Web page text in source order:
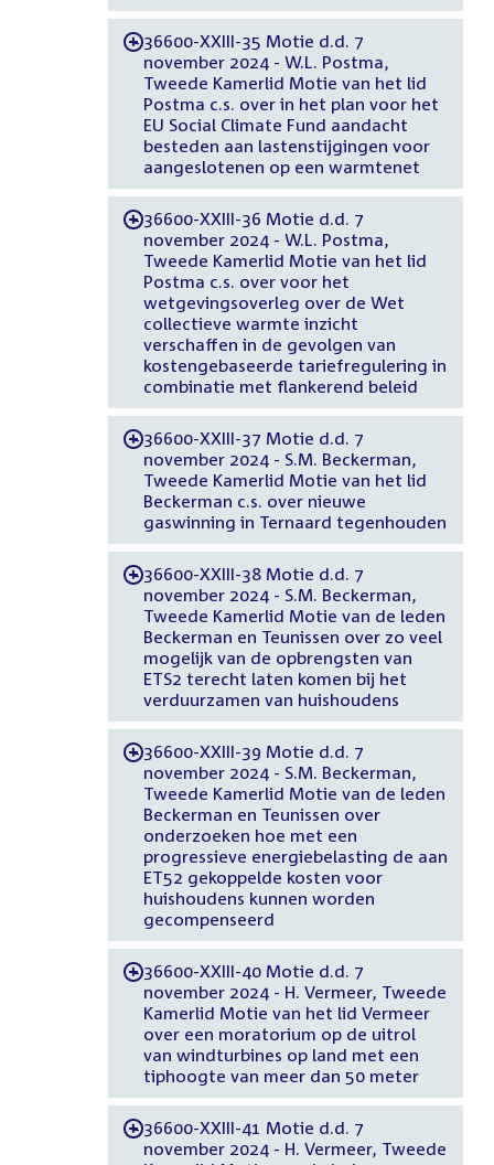
-36600-XXIII-35 Motie d.d. 7
november 2024 - W.L. Postma,
Tweede Kamerlid Motie van het lid
Postma c.s. over in het plan voor het
EU Social Climate Fund aandacht
besteden aan lastenstijgingen voor
aangeslotenen op een warmtenet
-36600-XXIII-36 Motie d.d. 7
november 2024 - W.L. Postma,
Tweede Kamerlid Motie van het lid
Postma c.s. over voor het
wetgevingsoverleg over de Wet
collectieve warmte inzicht
verschaffen in de gevolgen van
kostengebaseerde tariefregulering in
combinatie met flankerend beleid
-36600-XXIII-37 Motie d.d. 7
november 2024 - S.M. Beckerman,
Tweede Kamerlid Motie van het lid
Beckerman c.s. over nieuwe
gaswinning in Ternaard tegenhouden
-36600-XXIII-38 Motie d.d. 7
november 2024 - S.M. Beckerman,
Tweede Kamerlid Motie van de leden
Beckerman en Teunissen over zo veel
mogelijk van de opbrengsten van
ETS2 terecht laten komen bij het
verduurzamen van huishoudens
-36600-XXIII-39 Motie d.d. 7
november 2024 - S.M. Beckerman,
Tweede Kamerlid Motie van de leden
Beckerman en Teunissen over
onderzoeken hoe met een
progressieve energiebelasting de aan
ET52 gekoppelde kosten voor
huishoudens kunnen worden
gecompenseerd
-36600-XXIII-40 Motie d.d. 7
november 2024 - H. Vermeer, Tweede
Kamerlid Motie van het lid Vermeer
over een moratorium op de uitrol
van windturbines op land met een
tiphoogte van meer dan 50 meter
-36600-XXIII-41 Motie d.d. 7
november 2024 - H. Vermeer, Tweede